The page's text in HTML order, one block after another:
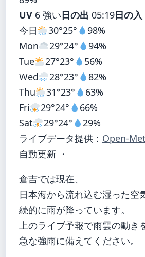
UV 6 強い日の出 05:19日の入
今日
30°25°
98%
Mon
29°24°
94%
Tue
27°23°
56%
Wed
28°23°
82%
Thu
31°23°
63%
Fri
29°24°
66%
Sat
29°24°
29%
ライブデータ提供： Open-
自動更新 ・
倉吉では現在、
日本海から流れ込む湿った空
続的に雨が降っています。
上のライブ予報で雨雲の動き
急な強雨に備えてください。